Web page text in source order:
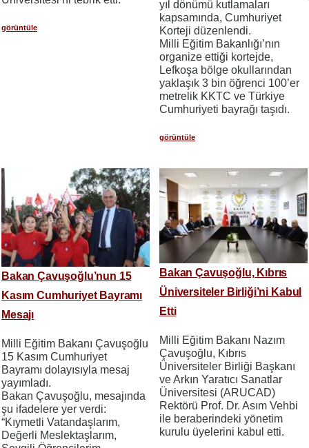
görüntüle
yıl dönümü kutlamaları
kapsamında, Cumhuriyet
Korteji düzenlendi.
Milli Eğitim Bakanlığı’nın
organize ettiği kortejde,
Lefkoşa bölge okullarından
yaklaşık 3 bin öğrenci 100’er
metrelik KKTC ve Türkiye
Cumhuriyeti bayrağı taşıdı.
görüntüle
Bakan Çavuşoğlu’nun 15
Kasım Cumhuriyet Bayramı
Mesajı
Milli Eğitim Bakanı Çavuşoğlu
15 Kasım Cumhuriyet
Bayramı dolayısıyla mesaj
yayımladı.
Bakan Çavuşoğlu, mesajında
şu ifadelere yer verdi:
“Kıymetli Vatandaşlarım,
Değerli Meslektaşlarım,
Bakan Çavuşoğlu, Kıbrıs
Üniversiteler Birliği’ni Kabul
Etti
Milli Eğitim Bakanı Nazım
Çavuşoğlu, Kıbrıs
Üniversiteler Birliği Başkanı
ve Arkın Yaratıcı Sanatlar
Üniversitesi (ARUCAD)
Rektörü Prof. Dr. Asım Vehbi
ile beraberindeki yönetim
kurulu üyelerini kabul etti.